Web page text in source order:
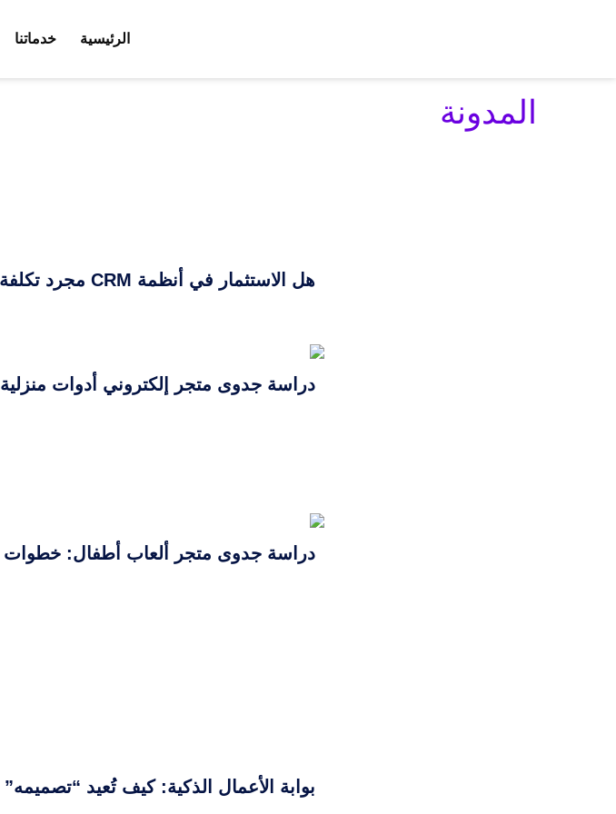
الرئيسية خدماتنا
المدونة
هل الاستثمار في أنظمة CRM مجرد تكلفة أم استثمار في الولاء؟ “تصميمه” تكشف الأسرار!
دراسة جدوى متجر إلكتروني أدوات
دراسة جدوى متجر ألعاب أطفال: خطوات
بوابة الأعمال الذكية: كيف تُعيد